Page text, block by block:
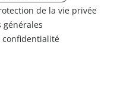
de la vie privée
générales
confidentialité